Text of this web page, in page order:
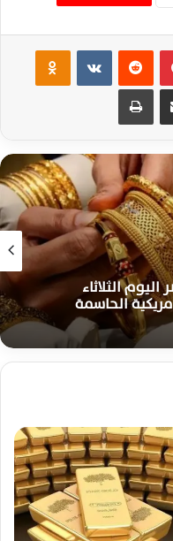
بينتيريست ‏VKontakte
مشاركة عبر البريد طباعة
الثلاثاء
الحاسمة
افتتاح البورصة
اليوم